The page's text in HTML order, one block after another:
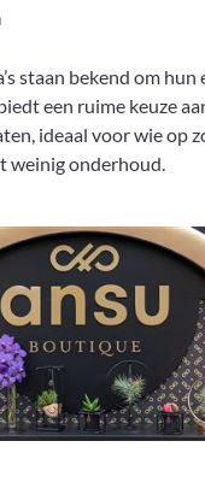
staan bekend om hun
een ruime keuze
ideaal voor wie op
weinig onderhoud.